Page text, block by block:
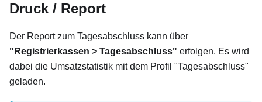
Druck / Report
Der Report zum Tagesabschluss kann über
"Registrierkassen > Tagesabschluss" erfolgen. Es wird
dabei die Umsatzstatistik mit dem Profil "Tagesabschluss"
geladen.